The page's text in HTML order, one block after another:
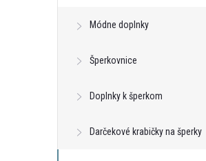
Módne doplnky
Šperkovnice
Doplnky k šperkom
Darčekové krabičky na šperky